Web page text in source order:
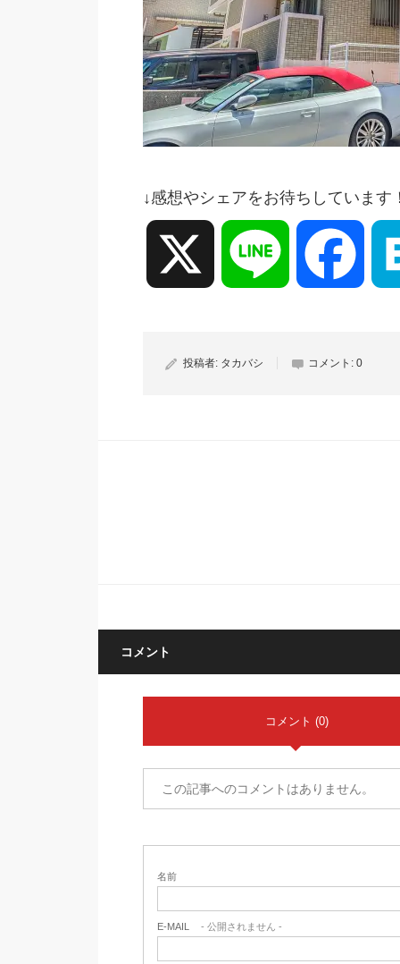
↓感想やシェアをお待ちしています
Line
投稿者: タカバシ コメント: 0
コメント
コメント (0)
この記事へのコメントはありません。
名前
E-MAIL - 公開されません -